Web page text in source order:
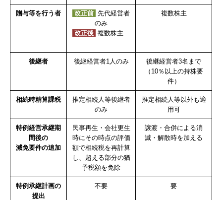
贈与等を行う者 改正前 先代経営者
のみ
改正後 複数株主
複数株主
後継者 後継経営者1人のみ
後継経営者3名まで
（10％以上の持株要
件）
相続時精算課税
推定相続人等後継者
のみ
推定相続人等以外も適
用可
特例経営承継期
間後の
減免要件の追加
民事再生・会社更生
時にその時点の評価
額で相続税を再計算
し、超える部分の猶
予税額を免除
譲渡・合併による消
滅・解散時を加える
特例承継計画の
提出
不要 要